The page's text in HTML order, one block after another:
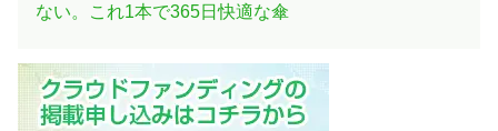
ない。これ1本で365日快適な傘